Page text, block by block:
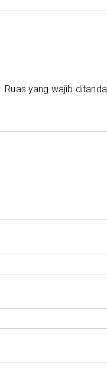
Ruas yang wajib